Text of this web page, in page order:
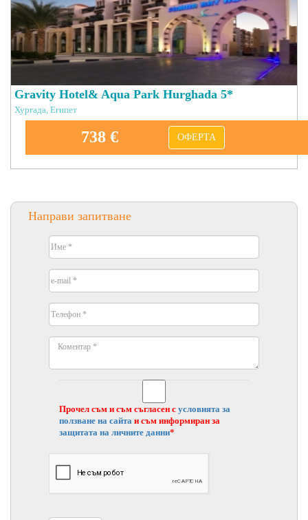
Gravity Hotel& Aqua Park Hurghada 5*
Хургада, Египет
738 € ОФЕРТА
Направи запитване
Прочел съм и съм съгласен с условията за
ползване на сайта и съм информиран за
защитата на личните данни*